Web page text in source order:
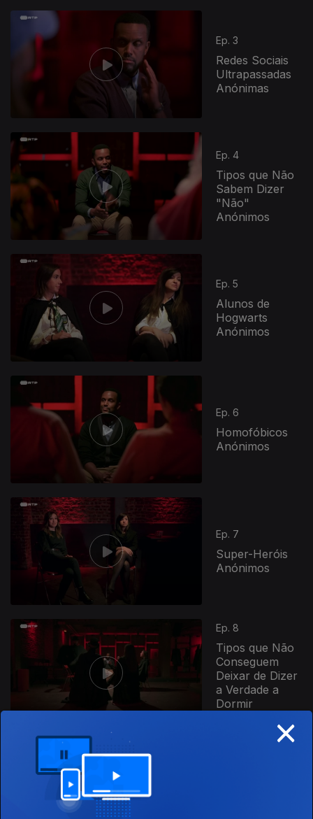
Ep. 3
Redes Sociais
Ultrapassadas
Anónimas
Ep. 4
Tipos que Não
Sabem Dizer
"Não"
Anónimos
Ep. 5
Alunos de
Hogwarts
Anónimos
Ep. 6
Homofóbicos
Anónimos
Ep. 7
Super-Heróis
Anónimos
Ep. 8
Tipos que Não
Conseguem
Deixar de Dizer
a Verdade a
Dormir
×